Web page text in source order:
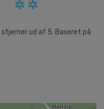
stjerner ud af 5. Baseret på